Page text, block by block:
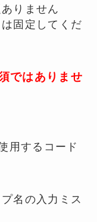
りません
固定してくだ
須ではありませ
用するコード
名の入力ミス